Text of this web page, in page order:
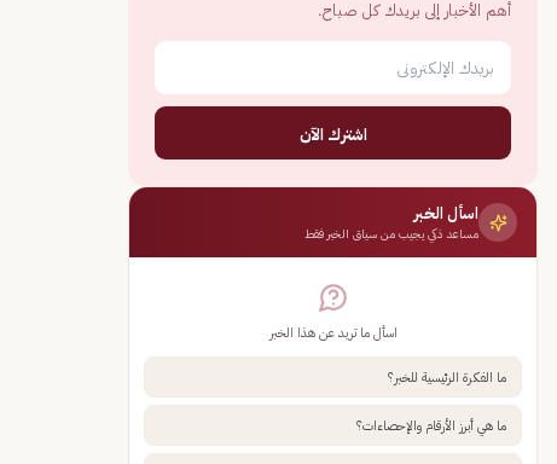
أهم الأخبار إلى بريدك كل صباح.
اشترك الآن
اسأل الخبر
مساعد ذكي يجيب من سياق الخبر فقط
اسأل ما تريد عن هذا الخبر
ما الفكرة الرئيسية للخبر؟
ما هي أبرز الأرقام والإحصاءات؟